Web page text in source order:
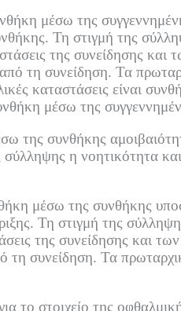
μέσω της
Τη στιγμή της
της συνείδησης και
τη συνείδηση. Τα
καταστάσεις είναι
μέσω της
της συνθήκης
η νοητικότητα
μέσω της συνθήκης
Τη στιγμή της
της συνείδησης και
τη συνείδηση. Τα
στοιχείο της